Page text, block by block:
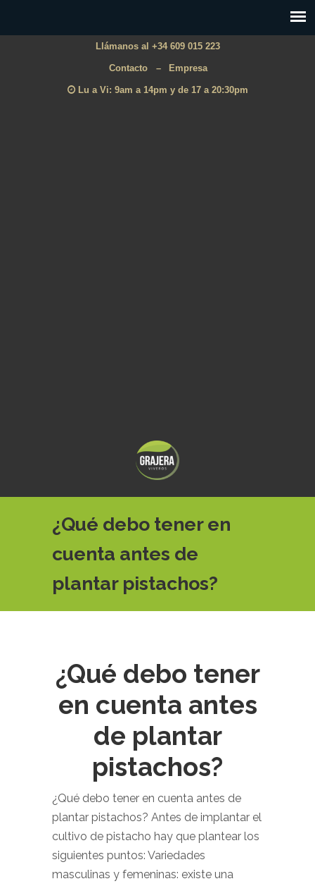
Llámanos al +34 609 015 223
Contacto – Empresa
Lu a Vi: 9am a 14pm y de 17 a 20:30pm
¿Qué debo tener en
cuenta antes de
plantar pistachos?
¿Qué debo tener
en cuenta antes
de plantar
pistachos?
¿Qué debo tener en cuenta antes de
plantar pistachos? Antes de implantar el
cultivo de pistacho hay que plantear los
siguientes puntos: Variedades
masculinas y femeninas: existe una